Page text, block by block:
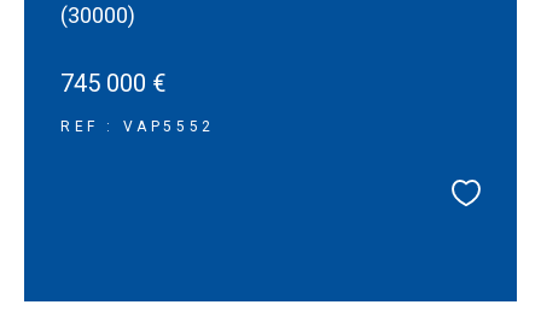
(30000)
745 000 €
REF : VAP5552